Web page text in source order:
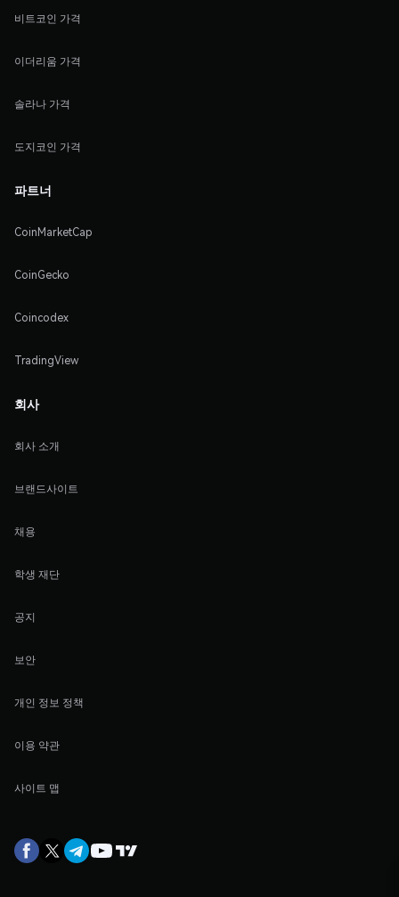
비트코인 가격
이더리움 가격
솔라나 가격
도지코인 가격
파트너
CoinMarketCap
CoinGecko
Coincodex
TradingView
회사
회사 소개
브랜드사이트
채용
학생 재단
공지
보안
개인 정보 정책
이용 약관
사이트 맵